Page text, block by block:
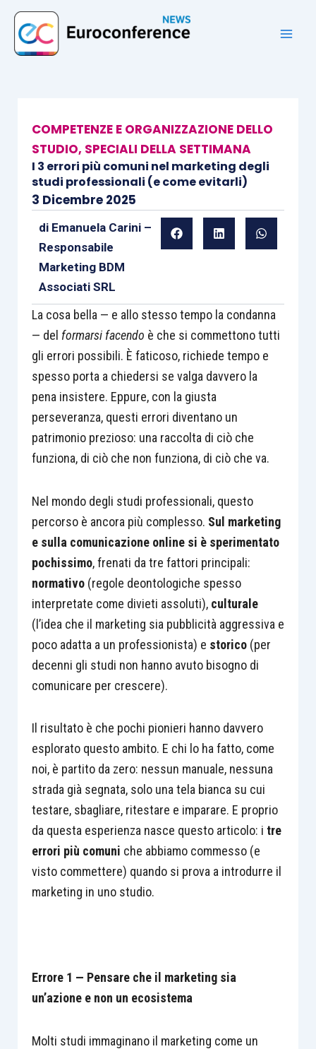
contenuto
COMPETENZE E ORGANIZZAZIONE DELLO
STUDIO, SPECIALI DELLA SETTIMANA
I 3 errori più comuni nel marketing degli
studi professionali (e come evitarli)
3 Dicembre 2025
di Emanuela Carini –
Responsabile
Marketing BDM
Associati SRL
La cosa bella — e allo stesso tempo la condanna
— del formarsi facendo è che si commettono tutti
gli errori possibili. È faticoso, richiede tempo e
spesso porta a chiedersi se valga davvero la
pena insistere. Eppure, con la giusta
perseveranza, questi errori diventano un
patrimonio prezioso: una raccolta di ciò che
funziona, di ciò che non funziona, di ciò che va.
Nel mondo degli studi professionali, questo
percorso è ancora più complesso. Sul marketing
e sulla comunicazione online si è sperimentato
pochissimo, frenati da tre fattori principali:
normativo(regole deontologiche spesso
interpretate come divieti assoluti), culturale
(l’idea che il marketing sia pubblicità aggressiva e
poco adatta a un professionista) e storico(per
decenni gli studi non hanno avuto bisogno di
comunicare per crescere).
Il risultato è che pochi pionieri hanno davvero
esplorato questo ambito. E chi lo ha fatto, come
noi, è partito da zero: nessun manuale, nessuna
strada già segnata, solo una tela bianca su cui
testare, sbagliare, ritestare e imparare. E proprio
da questa esperienza nasce questo articolo: i tre
errori più comuni che abbiamo commesso (e
visto commettere) quando si prova a introdurre il
marketing in uno studio.
Errore 1 — Pensare che il marketing sia
un’azione e non un ecosistema
Molti studi immaginano il marketing come un